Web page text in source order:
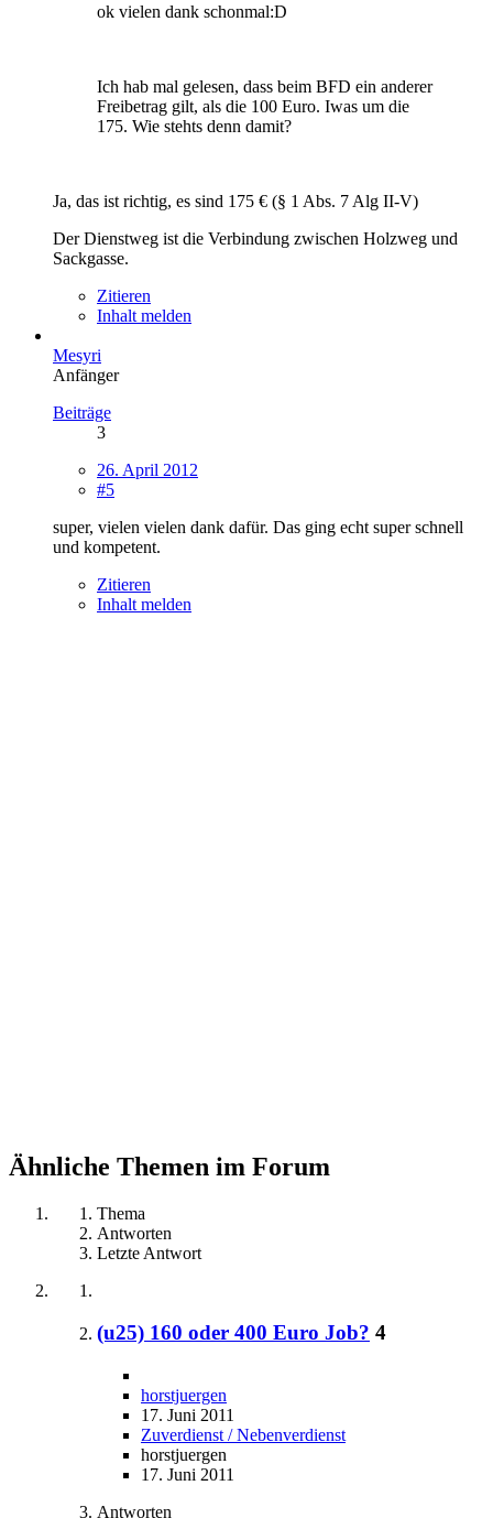
ok vielen dank schonmal:D
Ich hab mal gelesen, dass beim BFD ein anderer
Freibetrag gilt, als die 100 Euro. Iwas um die
175. Wie stehts denn damit?
Ja, das ist richtig, es sind 175 € (§ 1 Abs. 7 Alg II-V)
Der Dienstweg ist die Verbindung zwischen Holzweg und
Sackgasse.
Zitieren
Inhalt melden
Mesyri
Anfänger
Beiträge
3
26. April 2012
#5
super, vielen vielen dank dafür. Das ging echt super schnell
und kompetent.
Zitieren
Inhalt melden
Ähnliche Themen im Forum
Thema
Antworten
Letzte Antwort
(u25) 160 oder 400 Euro Job? 4
horstjuergen
17. Juni 2011
Zuverdienst / Nebenverdienst
horstjuergen
17. Juni 2011
Antworten